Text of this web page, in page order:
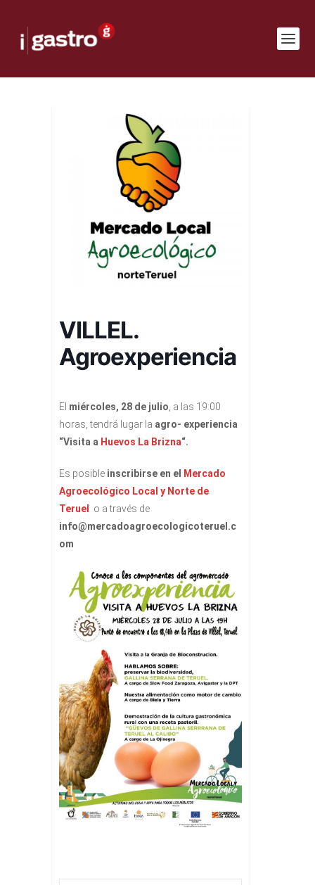
VILLEL.
Agroexperiencia
El miércoles, 28 de julio , a las 19:00
horas, tendrá lugar la agro- experiencia
“Visita a Huevos La Brizna“.
Es posible inscribirse en el
Mercado
Agroecológico Local y Norte de
Teruel
o a través de
info@mercadoagroecologicoteruel.c
om